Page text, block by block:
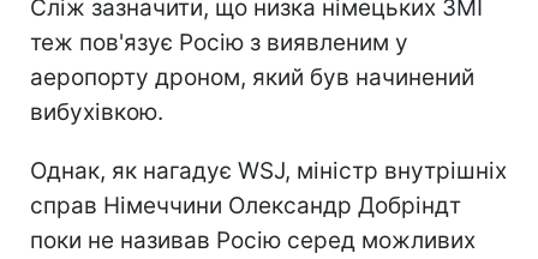
Сліж зазначити, що низка німецьких ЗМІ
теж пов'язує Росію з виявленим у
аеропорту дроном, який був начинений
вибухівкою.
Однак, як нагадує WSJ, міністр внутрішніх
справ Німеччини Олександр Добріндт
поки не називав Росію серед можливих